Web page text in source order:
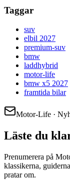
Taggar
suv
elbil 2027
premium-suv
bmw
laddhybrid
motor-life
bmw x5 2027
framtida bilar
Motor-Life ·
Läste du
Prenumerera på
klassikerna,
pratar om.